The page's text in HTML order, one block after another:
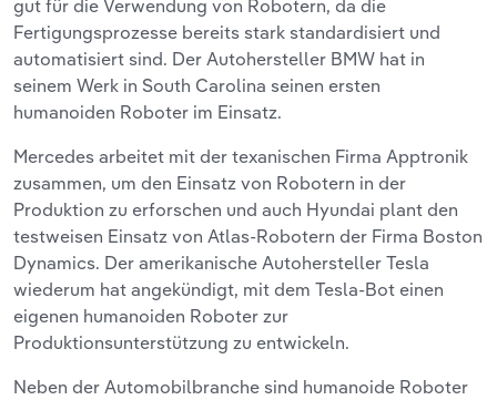
gut für die Verwendung von Robotern, da die
Fertigungsprozesse bereits stark standardisiert und
automatisiert sind. Der Autohersteller BMW hat in
seinem Werk in South Carolina seinen ersten
humanoiden Roboter im Einsatz.
Mercedes arbeitet mit der texanischen Firma Apptronik
zusammen, um den Einsatz von Robotern in der
Produktion zu erforschen und auch Hyundai plant den
testweisen Einsatz von Atlas-Robotern der Firma Boston
Dynamics. Der amerikanische Autohersteller Tesla
wiederum hat angekündigt, mit dem Tesla-Bot einen
eigenen humanoiden Roboter zur
Produktionsunterstützung zu entwickeln.
Neben der Automobilbranche sind humanoide Roboter